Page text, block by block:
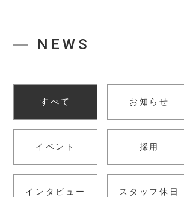
TOP
お知らせ
NEWS
ABOUT
NEWS
すべて お知らせ
イベント 採用
インタビュー スタッフ休日